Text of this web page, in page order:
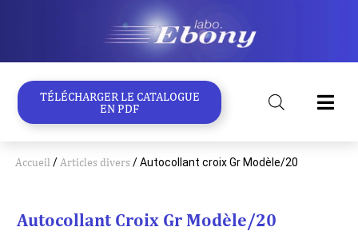
TÉLÉCHARGER LE CATALOGUE
EN PDF
Accueil /Articles divers / Autocollant croix Gr Modèle/20
Autocollant Croix Gr Modèle/20